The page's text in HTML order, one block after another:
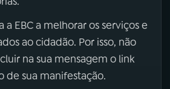
a EBC a melhorar os serviços e
ao cidadão. Por isso, não
na sua mensagem o link
de sua manifestação.